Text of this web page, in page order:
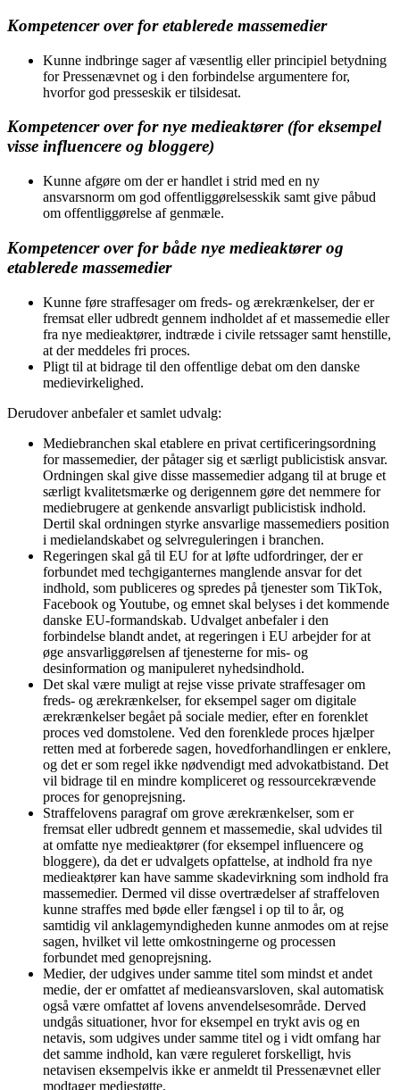
Kompetencer over for etablerede massemedier
Kunne indbringe sager af væsentlig eller principiel betydning
for Pressenævnet og i den forbindelse argumentere for,
hvorfor god presseskik er tilsidesat.
Kompetencer over for nye medieaktører (for eksempel
visse influencere og bloggere)
Kunne afgøre om der er handlet i strid med en ny
ansvarsnorm om god offentliggørelsesskik samt give påbud
om offentliggørelse af genmæle.
Kompetencer over for både nye medieaktører og
etablerede massemedier
Kunne føre straffesager om freds- og ærekrænkelser, der er
fremsat eller udbredt gennem indholdet af et massemedie eller
fra nye medieaktører, indtræde i civile retssager samt henstille,
at der meddeles fri proces.
Pligt til at bidrage til den offentlige debat om den danske
medievirkelighed.
Derudover anbefaler et samlet udvalg:
Mediebranchen skal etablere en privat certificeringsordning
for massemedier, der påtager sig et særligt publicistisk ansvar.
Ordningen skal give disse massemedier adgang til at bruge et
særligt kvalitetsmærke og derigennem gøre det nemmere for
mediebrugere at genkende ansvarligt publicistisk indhold.
Dertil skal ordningen styrke ansvarlige massemediers position
i medielandskabet og selvreguleringen i branchen.
Regeringen skal gå til EU for at løfte udfordringer, der er
forbundet med techgiganternes manglende ansvar for det
indhold, som publiceres og spredes på tjenester som TikTok,
Facebook og Youtube, og emnet skal belyses i det kommende
danske EU-formandskab. Udvalget anbefaler i den
forbindelse blandt andet, at regeringen i EU arbejder for at
øge ansvarliggørelsen af tjenesterne for mis- og
desinformation og manipuleret nyhedsindhold.
Det skal være muligt at rejse visse private straffesager om
freds- og ærekrænkelser, for eksempel sager om digitale
ærekrænkelser begået på sociale medier, efter en forenklet
proces ved domstolene. Ved den forenklede proces hjælper
retten med at forberede sagen, hovedforhandlingen er enklere,
og det er som regel ikke nødvendigt med advokatbistand. Det
vil bidrage til en mindre kompliceret og ressourcekrævende
proces for genoprejsning.
Straffelovens paragraf om grove ærekrænkelser, som er
fremsat eller udbredt gennem et massemedie, skal udvides til
at omfatte nye medieaktører (for eksempel influencere og
bloggere), da det er udvalgets opfattelse, at indhold fra nye
medieaktører kan have samme skadevirkning som indhold fra
massemedier. Dermed vil disse overtrædelser af straffeloven
kunne straffes med bøde eller fængsel i op til to år, og
samtidig vil anklagemyndigheden kunne anmodes om at rejse
sagen, hvilket vil lette omkostningerne og processen
forbundet med genoprejsning.
Medier, der udgives under samme titel som mindst et andet
medie, der er omfattet af medieansvarsloven, skal automatisk
også være omfattet af lovens anvendelsesområde. Derved
undgås situationer, hvor for eksempel en trykt avis og en
netavis, som udgives under samme titel og i vidt omfang har
det samme indhold, kan være reguleret forskelligt, hvis
netavisen eksempelvis ikke er anmeldt til Pressenævnet eller
modtager mediestøtte.